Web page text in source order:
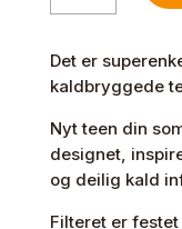
Tea
Filter-
in
antall
Det er
kaldbryggede
Nyt teen din
designet,
og deilig kald
Filteret er